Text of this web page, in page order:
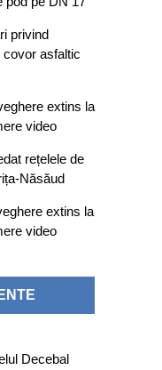
privind
covor asfaltic
extins la
video
rețelele de
Năsăud
extins la
video
Decebal